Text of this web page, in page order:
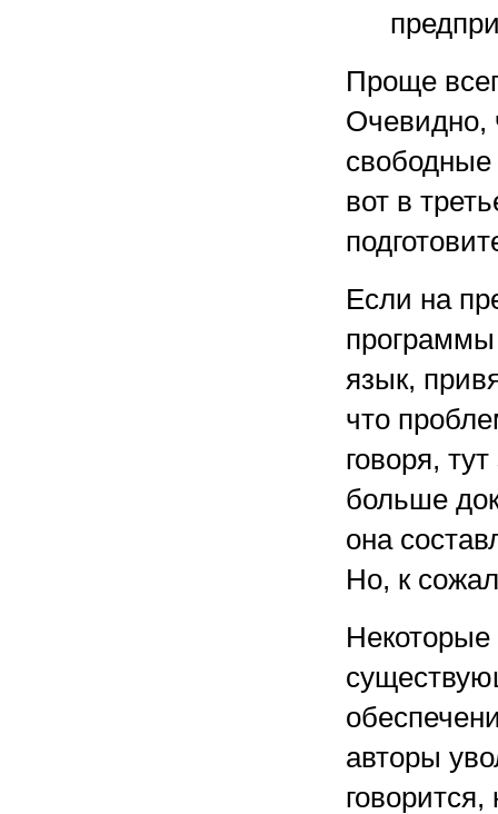
Проще
Очевидно,
вот в
Если на
программы
язык,
что
говоря,
больше
она
Но, к
Некоторые
авторы